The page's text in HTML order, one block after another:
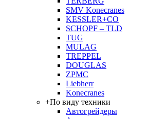
SMV Konecranes
KESSLER+CO
SCHOPF – TLD
TUG
MULAG
TREPPEL
DOUGLAS
ZPMC
Liebherr
Konecranes
+По виду техники
Автогрейдеры